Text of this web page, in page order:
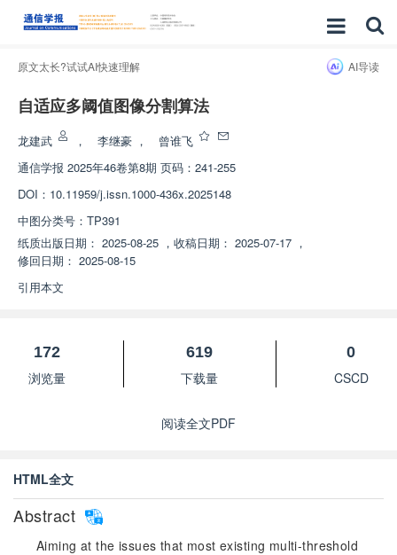
原文太长?试试AI快速理解 AI导读
自适应多阈值图像分割算法
龙建武 ， 李继豪 ，
曾谁飞
通信学报 2025年46卷第8期 页码：241-255
DOI： 10.11959/j.issn.1000-436x.2025148
中图分类号： TP391
纸质出版日期： 2025-08-25 ， 收稿日期： 2025-07-17 ，
修回日期： 2025-08-15
引用本文
172
浏览量
619
下载量
0
CSCD
阅读全文PDF
HTML全文
Abstract
Aiming at the issues that most existing multi-threshold